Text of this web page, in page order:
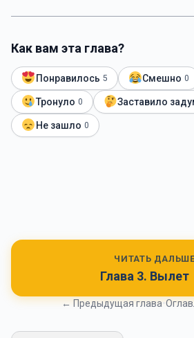
Как вам эта глава?
Понравилось 5 Смешно 0
Тронуло 0 Заставило
Не зашло 0
ЧИТАТЬ ДАЛЬШЕ
Глава 3. Вылет
← Предыдущая глава